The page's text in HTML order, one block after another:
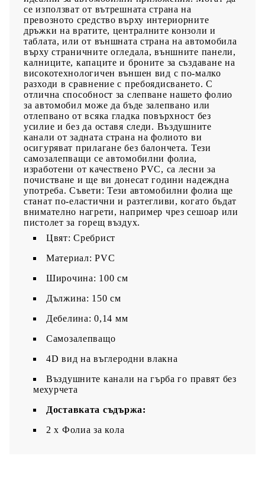
се използват от вътрешната страна на
превозното средство върху интериорните
дръжки на вратите, централните конзоли и
таблата, или от външната страна на автомобила
върху страничните огледала, външните панели,
калниците, капаците и броните за създаване на
високотехнологичен външен вид с по-малко
разходи в сравнение с пребоядисването. С
отлична способност за слепване нашето фолио
за автомобил може да бъде залепвано или
отлепвано от всяка гладка повърхност без
усилие и без да оставя следи. Въздушните
канали от задната страна на фолиото ви
осигуряват прилагане без балончета. Тези
самозалепващи се автомобилни фолиа,
изработени от качествено PVC, са лесни за
почистване и ще ви донесат години надеждна
употреба. Съвети: Тези автомобилни фолиа ще
станат по-еластични и разтегливи, когато бъдат
внимателно нагрети, например чрез сешоар или
пистолет за горещ въздух.
Цвят: Сребрист
Материал: PVC
Широчина: 100 см
Дължина: 150 см
Дебелина: 0,14 мм
Самозалепващо
4D вид на въглеродни влакна
Въздушните канали на гърба го правят без
мехурчета
Доставката съдържа:
2 х Фолиа за кола